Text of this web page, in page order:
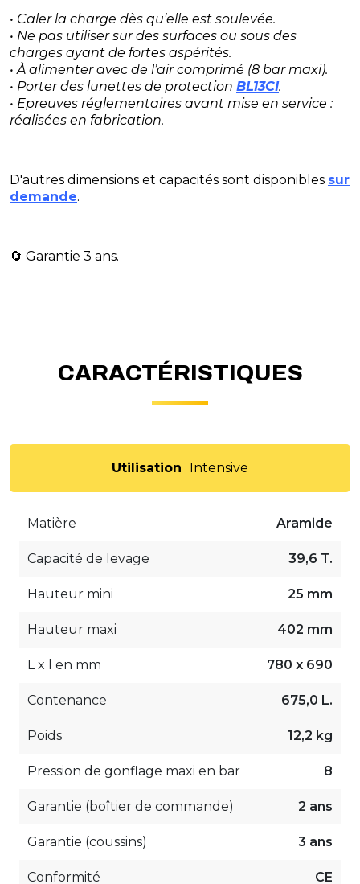
• Caler la charge dès qu’elle est soulevée.
• Ne pas utiliser sur des surfaces ou sous des
charges ayant de fortes aspérités.
• À alimenter avec de l’air comprimé (8 bar maxi).
• Porter des lunettes de protection BL13CI.
• Epreuves réglementaires avant mise en service :
réalisées en fabrication.
D'autres dimensions et capacités sont disponibles sur
demande.
​🔄 Garantie 3 ans.
CARACTÉRISTIQUES
Utilisation Intensive
Matière Aramide
Capacité de levage 39,6 T.
Hauteur mini 25 mm
Hauteur maxi 402 mm
L x l en mm 780 x 690
Contenance 675,0 L.
Poids 12,2 kg
Pression de gonflage maxi en bar 8
Garantie (boîtier de commande) 2 ans
Garantie (coussins) 3 ans
Conformité CE